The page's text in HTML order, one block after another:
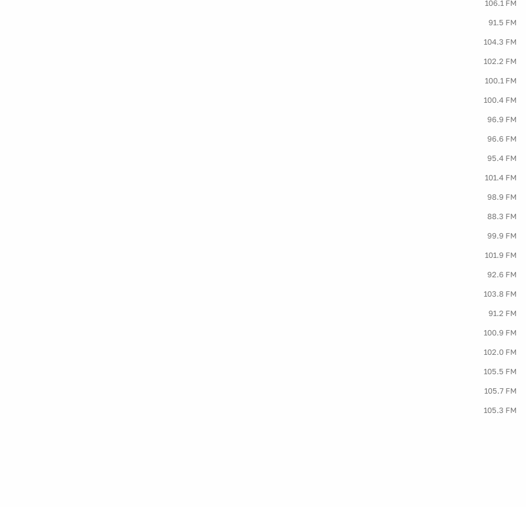
106.1 FM
91.5 FM
104.3 FM
102.2 FM
100.1 FM
100.4 FM
96.9 FM
96.6 FM
95.4 FM
101.4 FM
98.9 FM
88.3 FM
99.9 FM
101.9 FM
92.6 FM
103.8 FM
91.2 FM
100.9 FM
102.0 FM
105.5 FM
105.7 FM
105.3 FM